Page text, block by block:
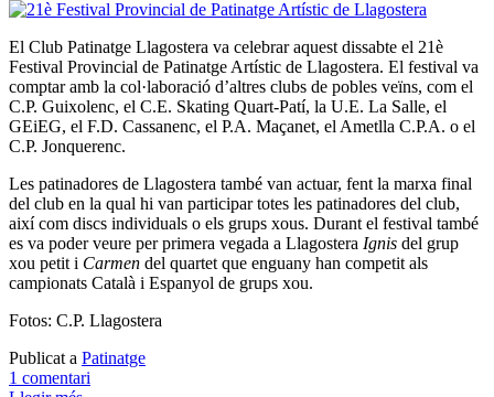
El Club Patinatge Llagostera va celebrar aquest dissabte el 21è
Festival Provincial de Patinatge Artístic de Llagostera. El festival va
comptar amb la col·laboració d’altres clubs de pobles veïns, com el
C.P. Guixolenc, el C.E. Skating Quart-Patí, la U.E. La Salle, el
GEiEG, el F.D. Cassanenc, el P.A. Maçanet, el Ametlla C.P.A. o el
C.P. Jonquerenc.
Les patinadores de Llagostera també van actuar, fent la marxa final
del club en la qual hi van participar totes les patinadores del club,
així com discs individuals o els grups xous. Durant el festival també
es va poder veure per primera vegada a Llagostera Ignis del grup
xou petit i Carmen del quartet que enguany han competit als
campionats Català i Espanyol de grups xou.
Fotos: C.P. Llagostera
Publicat a Patinatge
1 comentari